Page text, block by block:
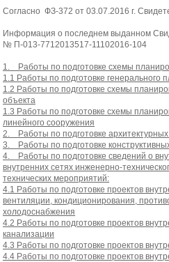
Согласно ФЗ-372 от 03.07.2016 г.
Информация о последнем выданном
№ П-013-7712013517-11102016-104
1. Работы по подготовке схемы
1.1 Работы по подготовке генерального
1.2 Работы по подготовке схемы
объекта
1.3 Работы по подготовке схемы
линейного сооружения
2. Работы по подготовке
3. Работы по подготовке
4. Работы по подготовке сведений о
внутренних сетях инженерно-
технических мероприятий:
4.1 Работы по подготовке проектов
вентиляции, кондиционирования,
холодоснабжения
4.2 Работы по подготовке проектов
канализации
4.3 Работы по подготовке проектов
4.4 Работы по подготовке проектов